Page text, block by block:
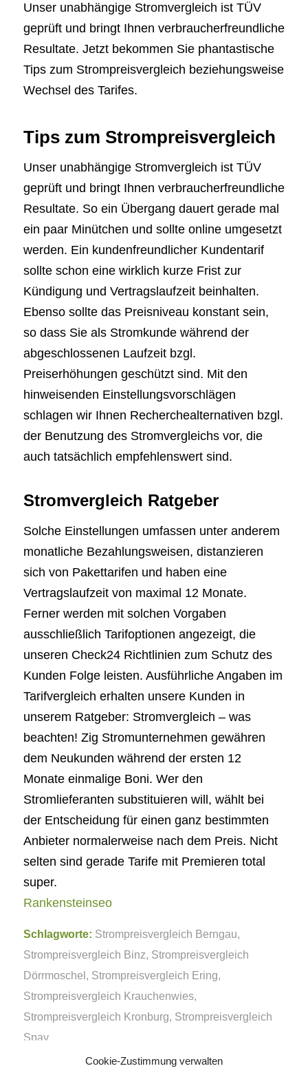
Cookie-Zustimmung verwalten
Unser unabhängige Stromvergleich ist TÜV
geprüft und bringt Ihnen verbraucherfreundliche
Resultate. Jetzt bekommen Sie phantastische
Tips zum Strompreisvergleich beziehungsweise
Wechsel des Tarifes.
Tips zum Strompreisvergleich
Unser unabhängige Stromvergleich ist TÜV
geprüft und bringt Ihnen verbraucherfreundliche
Resultate. So ein Übergang dauert gerade mal
ein paar Minütchen und sollte online umgesetzt
werden. Ein kundenfreundlicher Kundentarif
sollte schon eine wirklich kurze Frist zur
Kündigung und Vertragslaufzeit beinhalten.
Ebenso sollte das Preisniveau konstant sein,
so dass Sie als Stromkunde während der
abgeschlossenen Laufzeit bzgl.
Preiserhöhungen geschützt sind. Mit den
hinweisenden Einstellungsvorschlägen
schlagen wir Ihnen Recherchealternativen bzgl.
der Benutzung des Stromvergleichs vor, die
auch tatsächlich empfehlenswert sind.
Stromvergleich Ratgeber
Solche Einstellungen umfassen unter anderem
monatliche Bezahlungsweisen, distanzieren
sich von Pakettarifen und haben eine
Vertragslaufzeit von maximal 12 Monate.
Ferner werden mit solchen Vorgaben
ausschließlich Tarifoptionen angezeigt, die
unseren Check24 Richtlinien zum Schutz des
Kunden Folge leisten. Ausführliche Angaben im
Tarifvergleich erhalten unsere Kunden in
unserem Ratgeber: Stromvergleich – was
beachten! Zig Stromunternehmen gewähren
dem Neukunden während der ersten 12
Monate einmalige Boni. Wer den
Stromlieferanten substituieren will, wählt bei
der Entscheidung für einen ganz bestimmten
Anbieter normalerweise nach dem Preis. Nicht
selten sind gerade Tarife mit Premieren total
super.
Rankensteinseo
Schlagworte: Strompreisvergleich Berngau,
Strompreisvergleich Binz, Strompreisvergleich
Dörrmoschel, Strompreisvergleich Ering,
Strompreisvergleich Krauchenwies,
Strompreisvergleich Kronburg, Strompreisvergleich
Spay